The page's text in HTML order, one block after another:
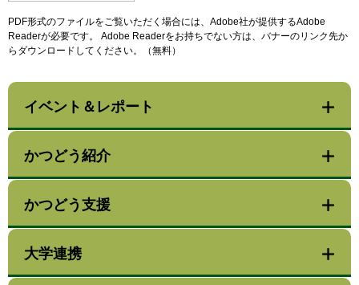
PDF形式のファイルをご覧いただく場合には、Adobe社が提供するAdobe
Readerが必要です。
Adobe Readerをお持ちでない方は、バナーのリンク先か
らダウンロードしてください。（無料）
イベント＆レポート
かつどう紹介
かつどう支援
大学連携